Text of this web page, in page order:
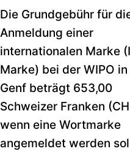
Die Grundgebühr für
Anmeldung einer
internationalen Marke
Marke) bei der WIPO in
Genf beträgt 653,00
Schweizer Franken
wenn eine Wortmarke
angemeldet werden